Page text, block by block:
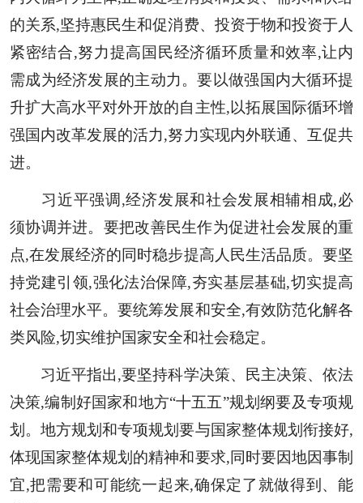
的关系,坚持惠民生和促消费、投资于物和投资于人
紧密结合,努力提高国民经济循环质量和效率,让内
需成为经济发展的主动力。要以做强国内大循环提
升扩大高水平对外开放的自主性,以拓展国际循环增
强国内改革发展的活力,努力实现内外联通、互促共
进。
习近平强调,经济发展和社会发展相辅相成,必
须协调并进。要把改善民生作为促进社会发展的重
点,在发展经济的同时稳步提高人民生活品质。要坚
持党建引领,强化法治保障,夯实基层基础,切实提高
社会治理水平。要统筹发展和安全,有效防范化解各
类风险,切实维护国家安全和社会稳定。
习近平指出,要坚持科学决策、民主决策、依法
决策,编制好国家和地方“十五五”规划纲要及专项规
划。地方规划和专项规划要与国家整体规划衔接好,
体现国家整体规划的精神和要求,同时要因地因事制
宜,把需要和可能统一起来,确保定了就做得到、能